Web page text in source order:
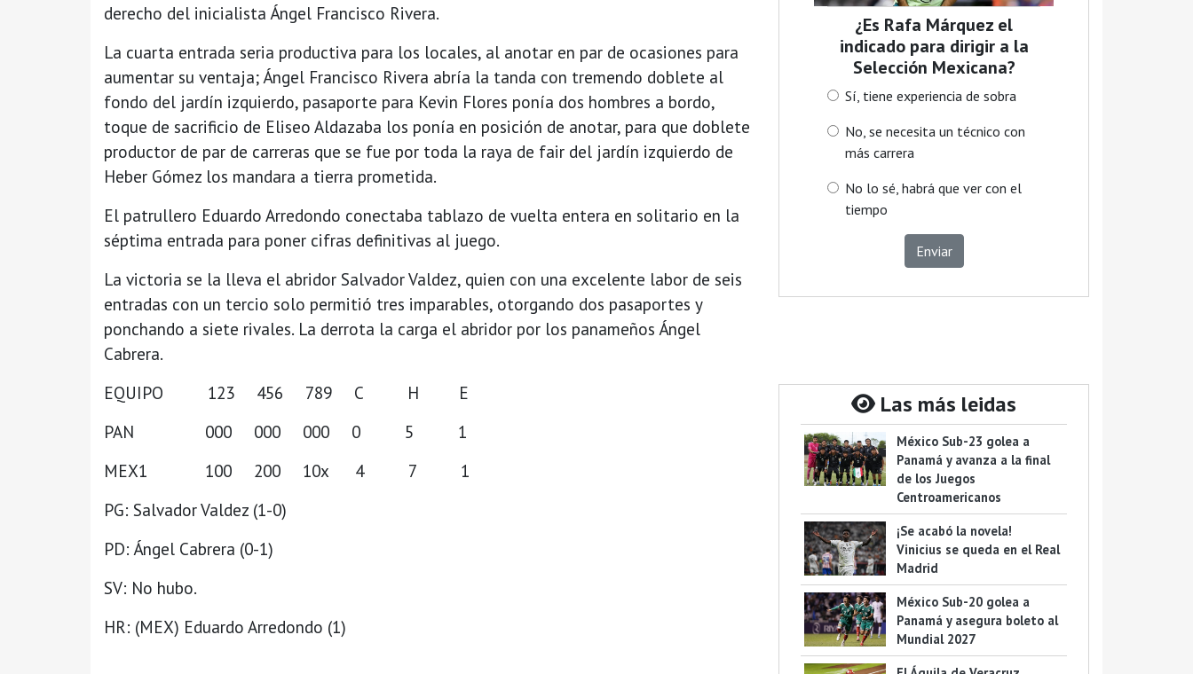
derecho del inicialista Ángel Francisco Rivera.
La cuarta entrada seria productiva para los locales, al anotar en par de ocasiones para
aumentar su ventaja; Ángel Francisco Rivera abría la tanda con tremendo doblete al
fondo del jardín izquierdo, pasaporte para Kevin Flores ponía dos hombres a bordo,
toque de sacrificio de Eliseo Aldazaba los ponía en posición de anotar, para que doblete
productor de par de carreras que se fue por toda la raya de fair del jardín izquierdo de
Heber Gómez los mandara a tierra prometida.
El patrullero Eduardo Arredondo conectaba tablazo de vuelta entera en solitario en la
séptima entrada para poner cifras definitivas al juego.
La victoria se la lleva el abridor Salvador Valdez, quien con una excelente labor de seis
entradas con un tercio solo permitió tres imparables, otorgando dos pasaportes y
ponchando a siete rivales. La derrota la carga el abridor por los panameños Ángel
Cabrera.
EQUIPO 123 456 789 C H E
PAN 000 000 000 0 5 1
MEX1 100 200 10x 4 7 1
PG: Salvador Valdez (1-0)
PD: Ángel Cabrera (0-1)
SV: No hubo.
HR: (MEX) Eduardo Arredondo (1)
¿Es Rafa Márquez el
indicado para dirigir a la
Selección Mexicana?
Sí, tiene experiencia de sobra
No, se necesita un técnico con
más carrera
No lo sé, habrá que ver con el
tiempo
Enviar
Las más leidas
México Sub-23 golea a
Panamá y avanza a la final
de los Juegos
Centroamericanos
¡Se acabó la novela!
Vinicius se queda en el Real
Madrid
México Sub-20 golea a
Panamá y asegura boleto al
Mundial 2027